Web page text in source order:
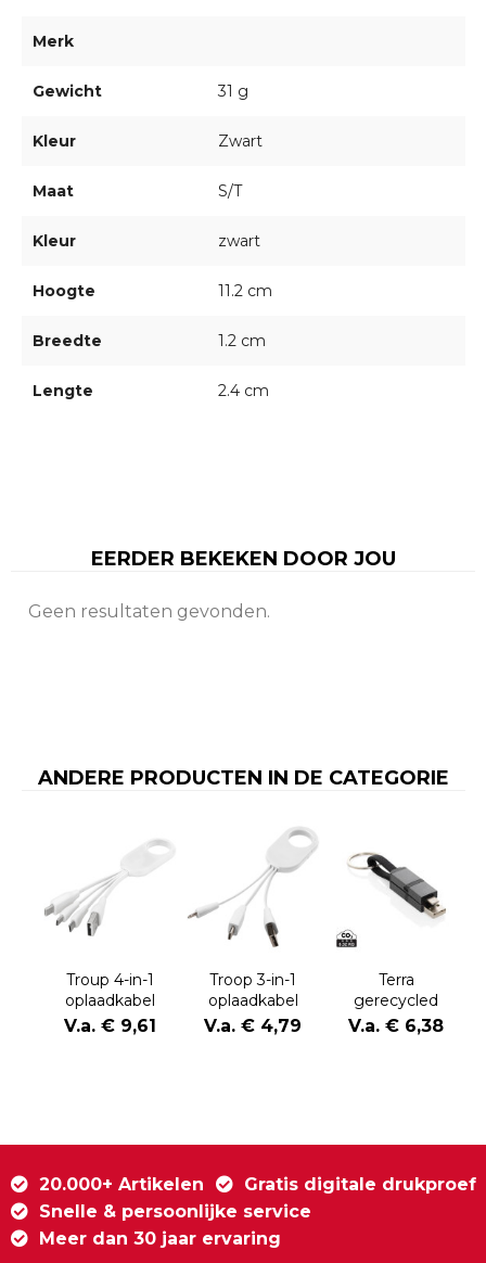
Merk
Gewicht 31 g
Kleur Zwart
Maat S/T
Kleur zwart
Hoogte 11.2 cm
Breedte 1.2 cm
Lengte 2.4 cm
EERDER BEKEKEN DOOR JOU
Geen resultaten gevonden.
ANDERE PRODUCTEN IN DE CATEGORIE
Troup 4-in-1
oplaadkabel
met clip van
type C
V.a. € 9,61
Troop 3-in-1
oplaadkabel
V.a. € 4,79
Terra
gerecycled
aluminium 4 in 1
V.a. € 6,38
20.000+ Artikelen
Gratis digitale drukproef
Snelle & persoonlijke service
Meer dan 30 jaar ervaring